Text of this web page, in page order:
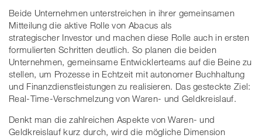
Beide Unternehmen unterstreichen in ihrer gemeinsamen
Mitteilung die aktive Rolle von Abacus als
strategischer Investor und machen diese Rolle auch in ersten
formulierten Schritten deutlich. So planen die beiden
Unternehmen, gemeinsame Entwicklerteams auf die Beine zu
stellen, um Prozesse in Echtzeit mit autonomer Buchhaltung
und Finanzdienstleistungen zu realisieren. Das gesteckte Ziel:
Real-Time-Verschmelzung von Waren- und Geldkreislauf.
Denkt man die zahlreichen Aspekte von Waren- und
Geldkreislauf kurz durch, wird die mögliche Dimension